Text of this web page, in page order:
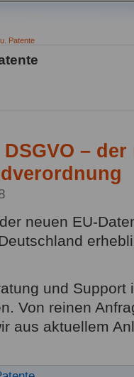
Patente
– der
neuen EU-
und Support
Von reinen
aus aktuellem